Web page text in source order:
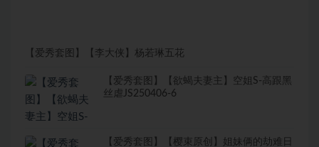
【爱秀套图】【李大侠】杨若琳五花
【爱秀套图】【欲蝎夫妻主】空姐S-高跟黑
丝虐JS250406-6
【爱秀套图】【樱束原创】姐妹俩的劫难日